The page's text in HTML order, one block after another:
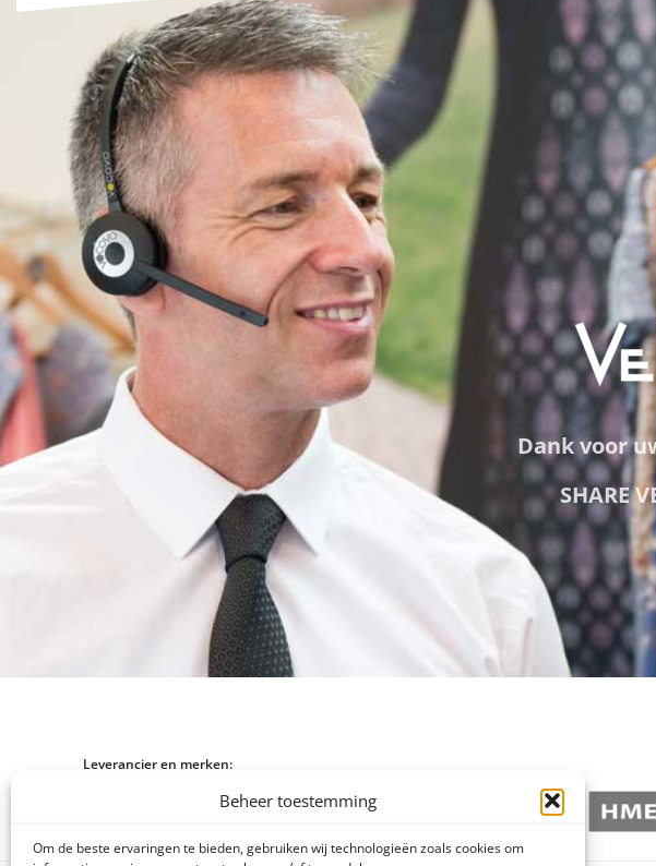
Beheer toestemming
Om de beste ervaringen te bieden, gebruiken wij technologieën zoals cookies om
Dank voor
SHARE
Leverancier en merken: